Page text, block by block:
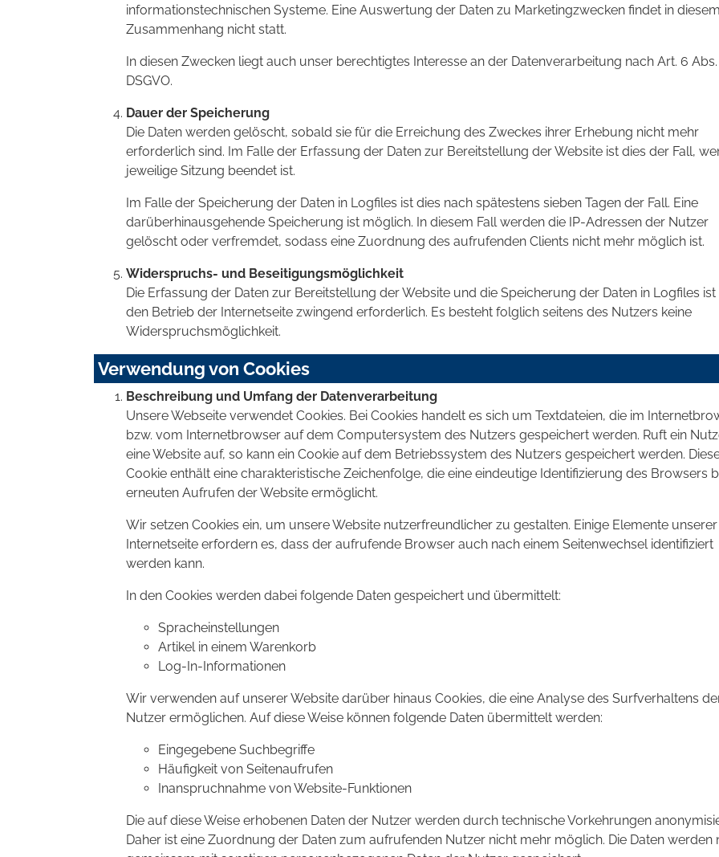
informationstechnischen Systeme. Eine Auswertung der Daten zu Marketingzwecken findet in diesem
Zusammenhang nicht statt.
In diesen Zwecken liegt auch unser berechtigtes Interesse an der Datenverarbeitung nach Art. 6 Abs.
DSGVO.
Dauer der Speicherung
Die Daten werden gelöscht, sobald sie für die Erreichung des Zweckes ihrer Erhebung nicht mehr
erforderlich sind. Im Falle der Erfassung der Daten zur Bereitstellung der Website ist dies der Fall,
jeweilige Sitzung beendet ist.
Im Falle der Speicherung der Daten in Logfiles ist dies nach spätestens sieben Tagen der Fall. Eine
darüberhinausgehende Speicherung ist möglich. In diesem Fall werden die IP-Adressen der Nutzer
gelöscht oder verfremdet, sodass eine Zuordnung des aufrufenden Clients nicht mehr möglich ist.
Widerspruchs- und Beseitigungsmöglichkeit
Die Erfassung der Daten zur Bereitstellung der Website und die Speicherung der Daten in Logfiles
den Betrieb der Internetseite zwingend erforderlich. Es besteht folglich seitens des Nutzers keine
Widerspruchsmöglichkeit.
Verwendung von Cookies
Beschreibung und Umfang der Datenverarbeitung
Unsere Webseite verwendet Cookies. Bei Cookies handelt es sich um Textdateien, die im
bzw. vom Internetbrowser auf dem Computersystem des Nutzers gespeichert werden. Ruft ein
eine Website auf, so kann ein Cookie auf dem Betriebssystem des Nutzers gespeichert werden.
Cookie enthält eine charakteristische Zeichenfolge, die eine eindeutige Identifizierung des Browsers
erneuten Aufrufen der Website ermöglicht.
Wir setzen Cookies ein, um unsere Website nutzerfreundlicher zu gestalten. Einige Elemente unserer
Internetseite erfordern es, dass der aufrufende Browser auch nach einem Seitenwechsel identifiziert
werden kann.
In den Cookies werden dabei folgende Daten gespeichert und übermittelt:
Spracheinstellungen
Artikel in einem Warenkorb
Log-In-Informationen
Wir verwenden auf unserer Website darüber hinaus Cookies, die eine Analyse des Surfverhaltens
Nutzer ermöglichen. Auf diese Weise können folgende Daten übermittelt werden:
Eingegebene Suchbegriffe
Häufigkeit von Seitenaufrufen
Inanspruchnahme von Website-Funktionen
Die auf diese Weise erhobenen Daten der Nutzer werden durch technische Vorkehrungen
Daher ist eine Zuordnung der Daten zum aufrufenden Nutzer nicht mehr möglich. Die Daten werden